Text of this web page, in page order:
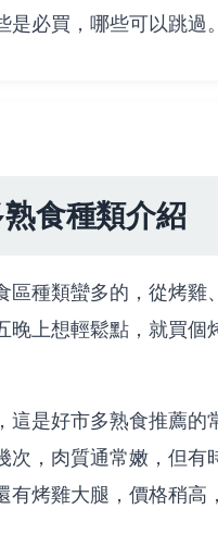
是必買，哪些可以跳過
食種類介紹
區種類蠻多的，從烤
晚上想輕鬆點，就買
這是好市多熟食推薦的
次，肉質通常嫩，但
有烤雞大腿，價格稍高